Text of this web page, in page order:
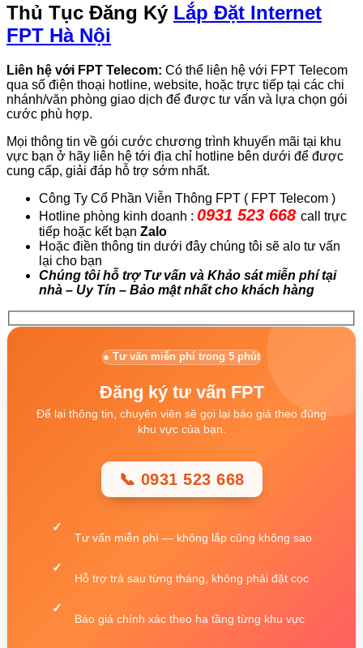
Thủ Tục Đăng Ký Lắp Đặt Internet
FPT Hà Nội
Liên hệ với FPT Telecom: Có thể liên hệ với FPT Telecom
qua số điện thoại hotline, website, hoặc trực tiếp tại các chi
nhánh/văn phòng giao dịch để được tư vấn và lựa chọn gói
cước phù hợp.
Mọi thông tin về gói cước chương trình khuyến mãi tại khu
vực bạn ở hãy liên hệ tới địa chỉ hotline bên dưới để được
cung cấp, giải đáp hỗ trợ sớm nhất.
Công Ty Cổ Phần Viễn Thông FPT ( FPT Telecom )
Hotline phòng kinh doanh : 0931 523 668 call trực
tiếp hoặc kết bạn Zalo
Hoặc điền thông tin dưới đây chúng tôi sẽ alo tư vấn
lại cho bạn
Chúng tôi hỗ trợ Tư vấn và Khảo sát miễn phí tại
nhà – Uy Tín – Bảo mật nhất cho khách hàng
● Tư vấn miễn phí trong 5 phút
Đăng ký tư vấn FPT
Để lại thông tin, chuyên viên sẽ gọi lại báo giá theo đúng
khu vực của bạn.
📞 0931 523 668
Tư vấn miễn phí — không lắp cũng không sao
Hỗ trợ trả sau từng tháng, không phải đặt cọc
Báo giá chính xác theo hạ tầng từng khu vực